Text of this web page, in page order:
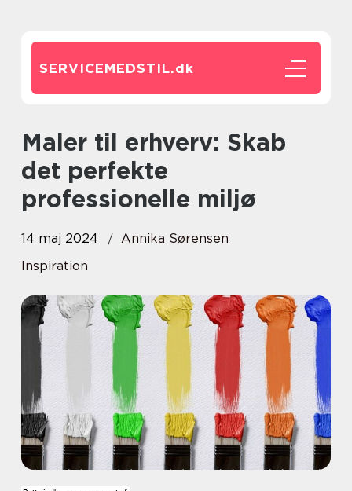
SERVICEMEDSTIL.dk
Maler til erhverv: Skab
det perfekte
professionelle miljø
14 maj 2024
Annika Sørensen
Inspiration